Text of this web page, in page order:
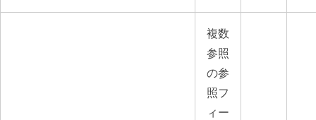
複数
参照
の参
照フ
ィー